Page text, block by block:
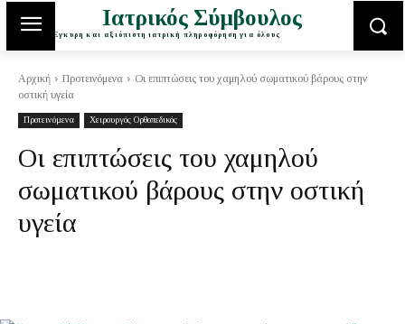
Ιατρικός Σύμβουλος
Έγκυρη και αξιόπιστη ιατρική πληροφόρηση για όλους
Αρχική Προτεινόμενα
Οι επιπτώσεις του χαμηλού σωματικού βάρους στην
οστική υγεία
Προτεινόμενα Χειρουργός Ορθοπεδικός
Οι επιπτώσεις του χαμηλού
σωματικού βάρους στην οστική
υγεία